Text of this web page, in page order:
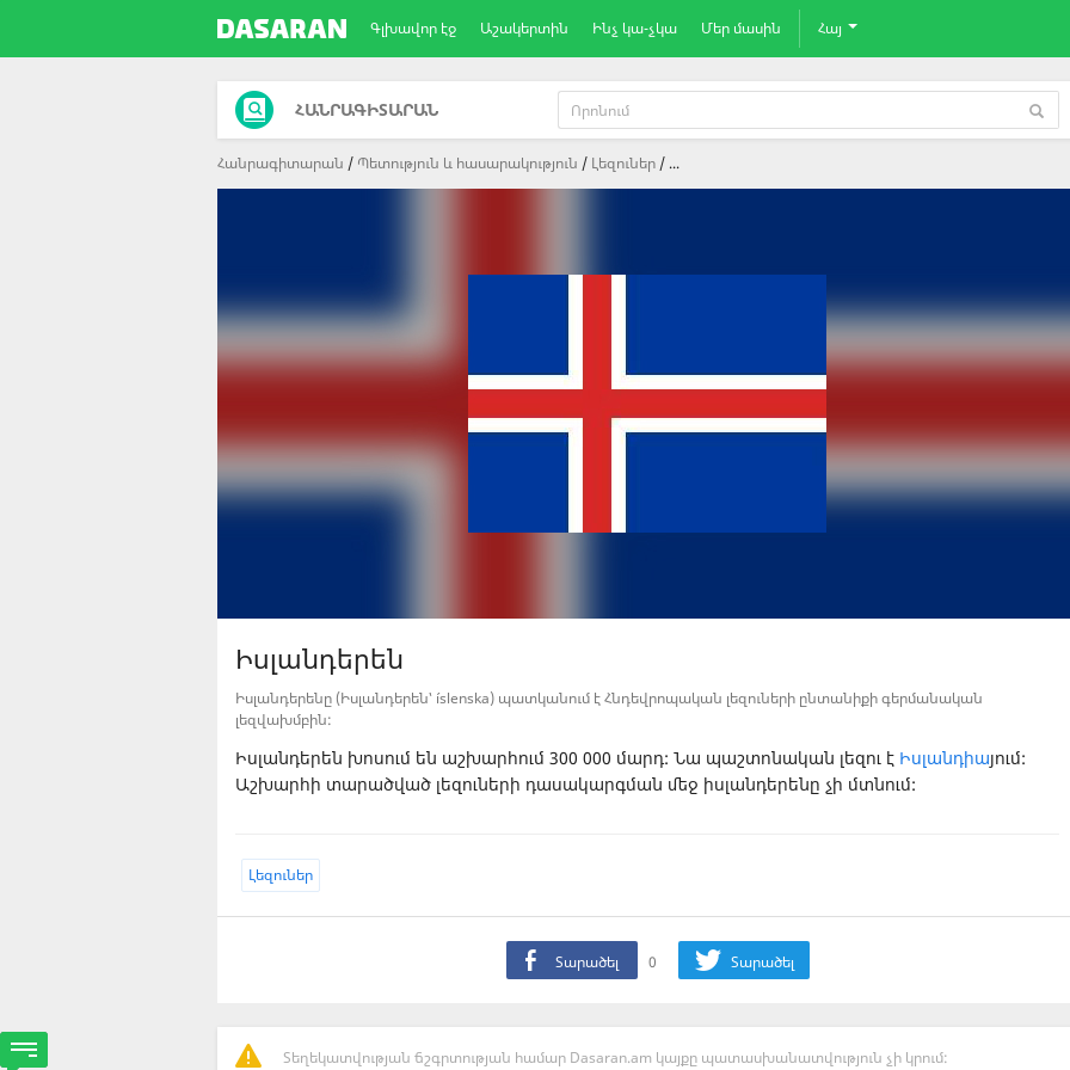
Գլխավոր էջ Աշակերտին Ինչ կա-չկա Մեր մասին Հայ
ՀԱՆՐԱԳԻՏԱՐԱՆ
Հանրագիտարան Պետություն և հասարակություն Լեզուներ ...
Իսլանդերեն
Իսլանդերենը (Իսլանդերեն՝ íslenska) պատկանում է Հնդեվրոպական լեզուների ընտանիքի գերմանական
լեզվախմբին:
Իսլանդերեն խոսում են աշխարհում 300 000 մարդ: Նա պաշտոնական լեզու է Իսլանդիայում:
Աշխարհի տարածված լեզուների դասակարգման մեջ իսլանդերենը չի մտնում:
Լեզուներ
Տարածել 0 Տարածել
Տեղեկատվության ճշգրտության համար Dasaran.am կայքը պատասխանատվություն չի կրում: